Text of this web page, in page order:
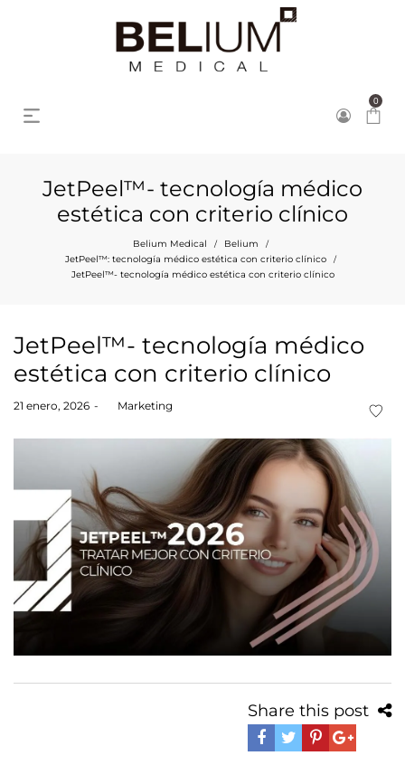
0
JetPeel™- tecnología médico
estética con criterio clínico
Belium Medical / Belium /
JetPeel™: tecnología médico estética con criterio clínico /
JetPeel™- tecnología médico estética con criterio clínico
JetPeel™- tecnología médico
estética con criterio clínico
Posted
21 enero, 2026 Marketing
Share this post